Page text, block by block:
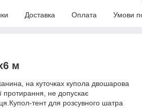
Доставка Оплата Умови
м
на куточках купола двошарова
протирання, не допускає
тент для розсувного шатра